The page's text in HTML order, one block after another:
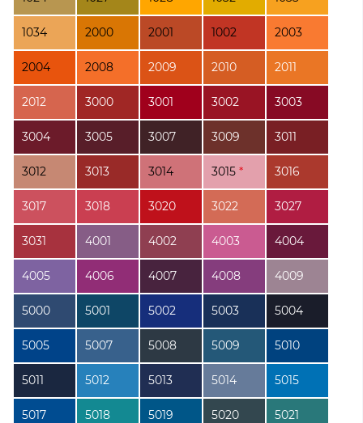
1034 2000 2001 1002 2003
2004 2008 2009 2010 2011
2012 3000 3001 3002 3003
3004 3005 3007 3009 3011
3012 3013 3014 3015 * 3016
3017 3018 3020 3022 3027
3031 4001 4002 4003 4004
4005 4006 4007 4008 4009
5000 5001 5002 5003 5004
5005 5007 5008 5009 5010
5011 5012 5013 5014 5015
5017 5018 5019 5020 5021